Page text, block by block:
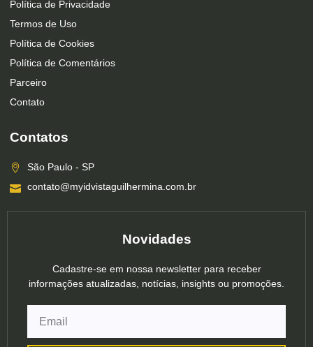
Política de Privacidade
Termos de Uso
Política de Cookies
Política de Comentários
Parceiro
Contato
Contatos
São Paulo - SP
contato@myidvistaguilhermina.com.br
Novidades
Cadastre-se em nossa newsletter para receber
informações atualizadas, notícias, insights ou promoções.